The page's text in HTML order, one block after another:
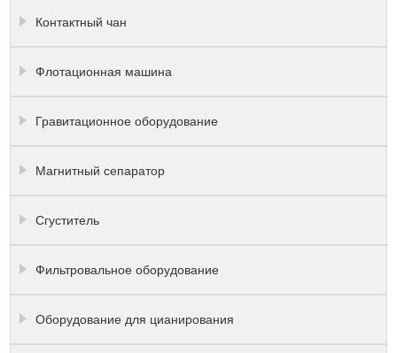
Контактный чан
Флотационная машина
Гравитационное оборудование
Магнитный сепаратор
Сгуститель
Фильтровальное оборудование
Оборудование для цианирования